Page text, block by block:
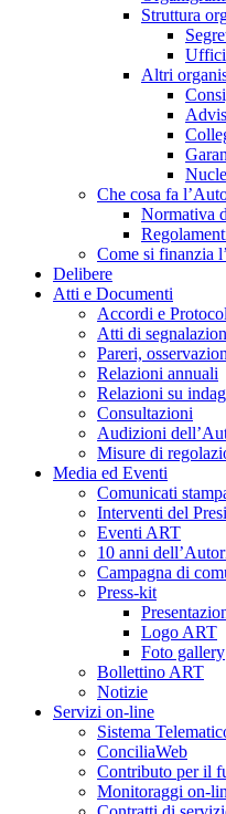
Struttura
Uffici
Altri
Che cosa fa
Normativa
Come si finanzia
Delibere
Atti e Documenti
Accordi e
Atti di
Pareri,
Relazioni annuali
Relazioni su
Consultazioni
Audizioni
Misure di
Media ed Eventi
Comunicati
Interventi del
Eventi ART
10 anni
Campagna di
Press-kit
Logo ART
Foto gallery
Bollettino ART
Notizie
Servizi on-line
Sistema
ConciliaWeb
Contributo per il
Monitoraggi on-